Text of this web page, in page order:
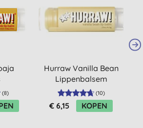
(8)
Hurraw Vanilla Bean
Lippenbalsem
(10)
€ 6,15 KOPEN